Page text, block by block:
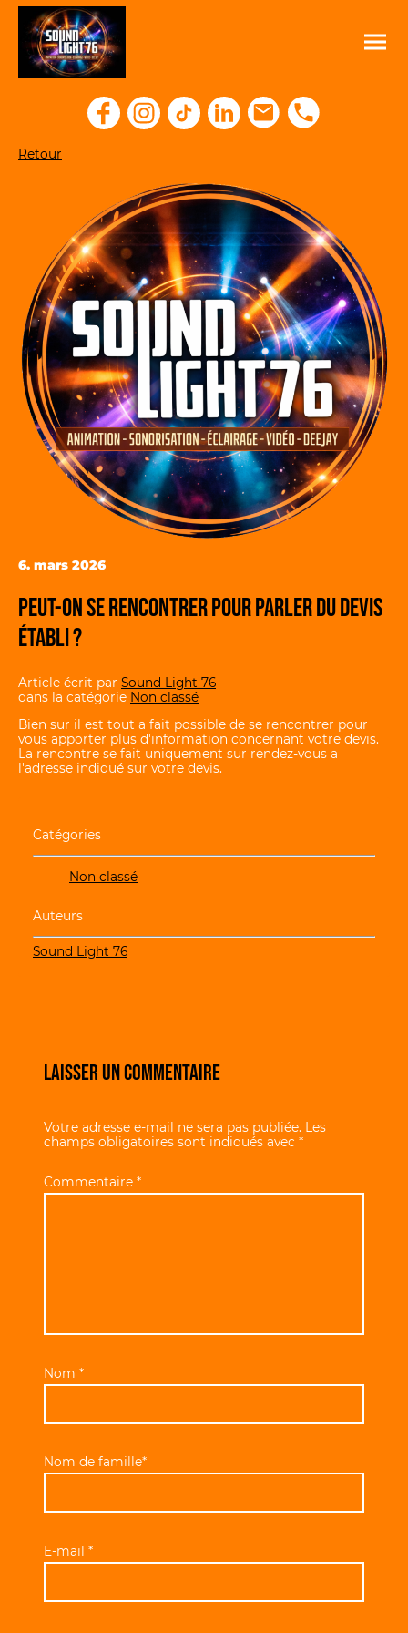
Retour
6. mars 2026
Peut-on se rencontrer pour parler du devis
établi ?
Article écrit par Sound Light 76
dans la catégorie Non classé
Bien sur il est tout a fait possible de se rencontrer pour
vous apporter plus d'information concernant votre devis.
La rencontre se fait uniquement sur rendez-vous a
l'adresse indiqué sur votre devis.
Catégories
Non classé
Auteurs
Sound Light 76
Laisser un commentaire
Votre adresse e-mail ne sera pas publiée. Les
champs obligatoires sont indiqués avec *
Commentaire *
Nom *
Nom de famille*
E-mail *